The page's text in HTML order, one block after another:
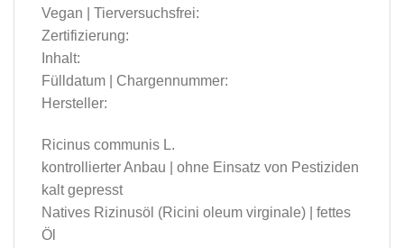
Vegan | Tierversuchsfrei:
Zertifizierung:
Inhalt:
Fülldatum | Chargennummer:
Hersteller:
Ricinus communis L.
kontrollierter Anbau | ohne Einsatz von Pestiziden
kalt gepresst
Natives Rizinusöl (Ricini oleum virginale) | fettes
Öl